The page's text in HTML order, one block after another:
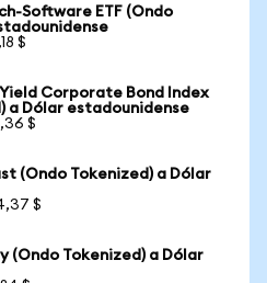
Software ETF (Ondo
$
Yield Corporate Bond Index
a Dólar estadounidense
$
(Ondo Tokenized) a Dólar
$
(Ondo Tokenized) a Dólar